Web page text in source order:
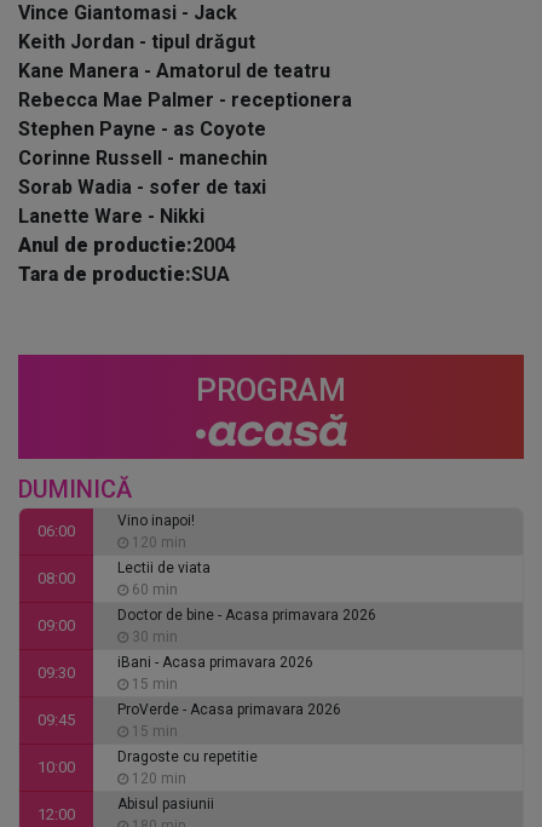
Vince Giantomasi - Jack
Keith Jordan - tipul drăgut
Kane Manera - Amatorul de teatru
Rebecca Mae Palmer - receptionera
Stephen Payne - as Coyote
Corinne Russell - manechin
Sorab Wadia - sofer de taxi
Lanette Ware - Nikki
Anul de productie:2004
Tara de productie:SUA
PROGRAM
DUMINICĂ
06:00
Vino inapoi!
120 min
08:00
Lectii de viata
60 min
09:00
Doctor de bine - Acasa primavara 2026
30 min
09:30
iBani - Acasa primavara 2026
15 min
09:45
ProVerde - Acasa primavara 2026
15 min
10:00
Dragoste cu repetitie
120 min
12:00
Abisul pasiunii